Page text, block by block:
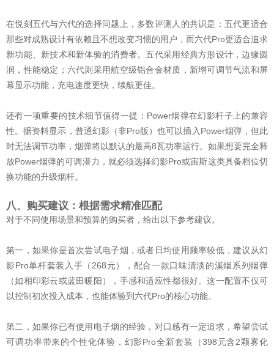
在悦刻五代与六代的选择问题上，多数评测人的共识是：五代更适合
那些对成熟设计有依赖且不想改变习惯的用户，而六代Pro更适合追求
新功能、新技术和新体验的消费者。五代采用经典方形设计，边缘圆
润，性能稳定；六代则采用航空级铝合金材质，新增可调节气流和屏
幕显示功能，充电速度更快，续航更佳。
还有一项重要的技术细节值得一提：Power烟弹在幻影杆子上的兼容
性。据资料显示，普通幻影（非Pro版）也可以插入Power烟弹，但此
时无法调节功率，烟弹将以默认的最高8瓦功率运行。如果想要完全释
放Power烟弹的可调潜力，就必须选择幻影Pro或宙斯这类具备档位切
换功能的升级烟杆。
八、购买建议：根据需求精准匹配
对于不同使用场景和预算的购买者，给出以下参考建议。
第一，如果你是首次尝试电子烟，或者日均使用频率较低，建议从幻
影Pro单杆套装入手（268元），配合一款口味清淡的溪烟系列烟弹
（如相印彩云或蓝田暖阳），手感和适应性都很好。这一配置不仅可
以控制初次投入成本，也能体验到六代Pro的核心功能。
第二，如果你已有使用电子烟的经验，对口感有一定追求，希望尝试
可调功率带来的个性化体验，幻影Pro全新套装（398元含2颗雾化